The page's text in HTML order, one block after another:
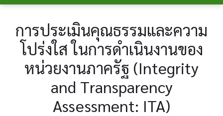
การประเมินคุณธรรมและความ
โปร่งใส ในการดำเนินงานของ
หน่วยงานภาครัฐ (Integrity
and Transparency
Assessment: ITA)